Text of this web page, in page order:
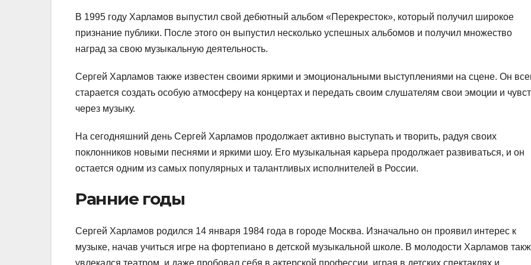
В 1995 году Харламов выпустил свой дебютный альбом «Перекресток», который получил широкое
признание публики. После этого он выпустил несколько успешных альбомов и получил множество
наград за свою музыкальную деятельность.
Сергей Харламов также известен своими яркими и эмоциональными выступлениями на сцене. Он
старается создать особую атмосферу на концертах и передать своим слушателям свои эмоции и
через музыку.
На сегодняшний день Сергей Харламов продолжает активно выступать и творить, радуя своих
поклонников новыми песнями и яркими шоу. Его музыкальная карьера продолжает развиваться, и он
остается одним из самых популярных и талантливых исполнителей в России.
Ранние годы
Сергей Харламов родился 14 января 1984 года в городе Москва. Изначально он проявил интерес к
музыке, начав учиться игре на фортепиано в детской музыкальной школе. В молодости Харламов
увлекался театром, и даже пробовал себя в актерской профессии, играя в детских спектаклях и